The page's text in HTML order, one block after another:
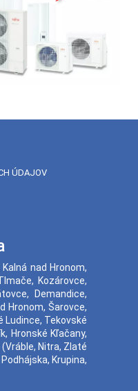
ÚDAJOV
Kalná nad Hronom,
, Kozárovce,
, Demandice,
Hronom,Šarovce,
Ludince, Tekovské
, Hronské Kľačany,
(Vráble, Nitra, Zlaté
Podhájska, Krupina,